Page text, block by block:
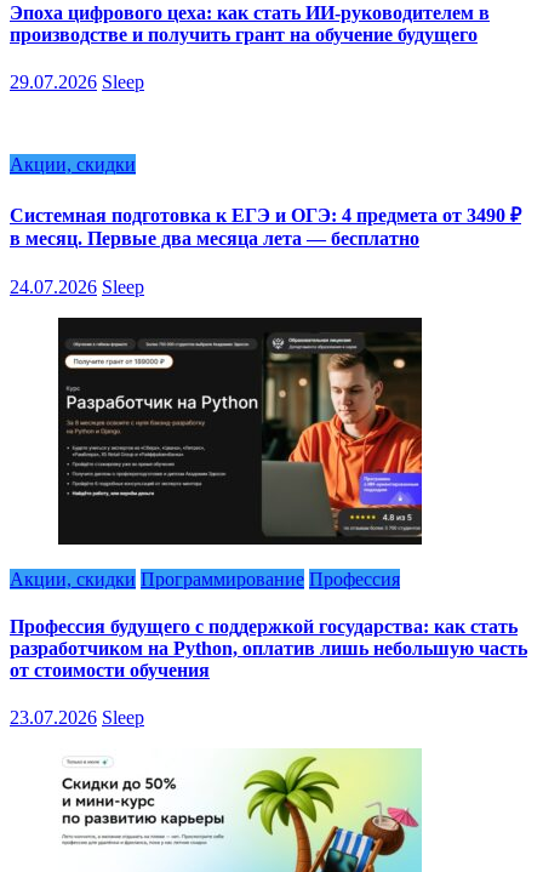
Эпоха цифрового цеха: как стать ИИ-руководителем в
производстве и получить грант на обучение будущего
29.07.2026 Sleep
Акции, скидки
Системная подготовка к ЕГЭ и ОГЭ: 4 предмета от 3490 ₽
в месяц. Первые два месяца лета — бесплатно
24.07.2026 Sleep
Акции, скидки Программирование Профессия
Профессия будущего с поддержкой государства: как стать
разработчиком на Python, оплатив лишь небольшую часть
от стоимости обучения
23.07.2026 Sleep